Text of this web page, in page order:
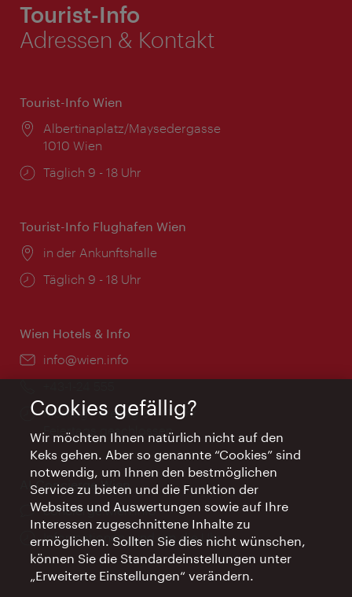
Tourist-Info
Adressen & Kontakt
Tourist-Info Wien
Ort:
Albertinaplatz/Maysedergasse
1010 Wien
Öffnungszeiten:
Täglich 9 - 18 Uhr
Tourist-Info Flughafen Wien
Ort:
in der Ankunftshalle
Öffnungszeiten:
Täglich 9 - 18 Uhr
Wien Hotels & Info
Email:
info@wien.info
Öffnungszeiten:
Montag - Freitag 9 – 17 Uhr
Feiertags geschlossen
AI Concierge Wien
Ort:
concierge.wien.info
Öffnungszeiten:
Informationen rund um die Uhr
Cookies gefällig?
Wir möchten Ihnen natürlich nicht auf den
Keks gehen. Aber so genannte “Cookies” sind
notwendig, um Ihnen den bestmöglichen
Service zu bieten und die Funktion der
Websites und Auswertungen sowie auf Ihre
Interessen zugeschnittene Inhalte zu
ermöglichen. Sollten Sie dies nicht wünschen,
können Sie die Standardeinstellungen unter
„Erweiterte Einstellungen“ verändern.